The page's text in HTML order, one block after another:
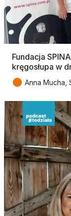
Fundacja
kręgosłupa w
● Anna Mucha,